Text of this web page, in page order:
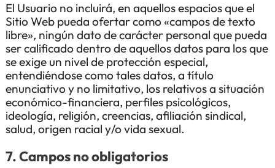
El Usuario no incluirá, en aquellos espacios que el
Sitio Web pueda ofertar como «campos de texto
libre», ningún dato de carácter personal que pueda
ser calificado dentro de aquellos datos para los que
se exige un nivel de protección especial,
entendiéndose como tales datos, a título
enunciativo y no limitativo, los relativos a situación
económico-financiera, perfiles psicológicos,
ideología, religión, creencias, afiliación sindical,
salud, origen racial y/o vida sexual.
7. Campos no obligatorios